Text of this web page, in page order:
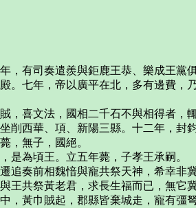
，有司奏遣羨與鉅鹿王恭、樂成王
。七年，帝以廣平在北，多有邊費
，喜文法，國相二千石不與相得者
削西華、項、新陽三縣。十二年，封
，無子，國絕。
是為頃王。立五年薨，子孝王承嗣。
追奏前相魏愔與寵共祭天神，希幸
王共祭黃老君，求長生福而已，無它
，黃巾賊起，郡縣皆棄城走，寵有